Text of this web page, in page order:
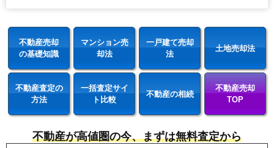
不動産売却
の基礎知識
マンション売
却法
一戸建て売却
法
土地売却法
不動産査定の
方法
一括査定サイ
ト比較
不動産の相続
不動産売却
TOP
不動産が高値圏の今、まずは無料査定から